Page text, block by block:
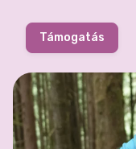
Támogatás